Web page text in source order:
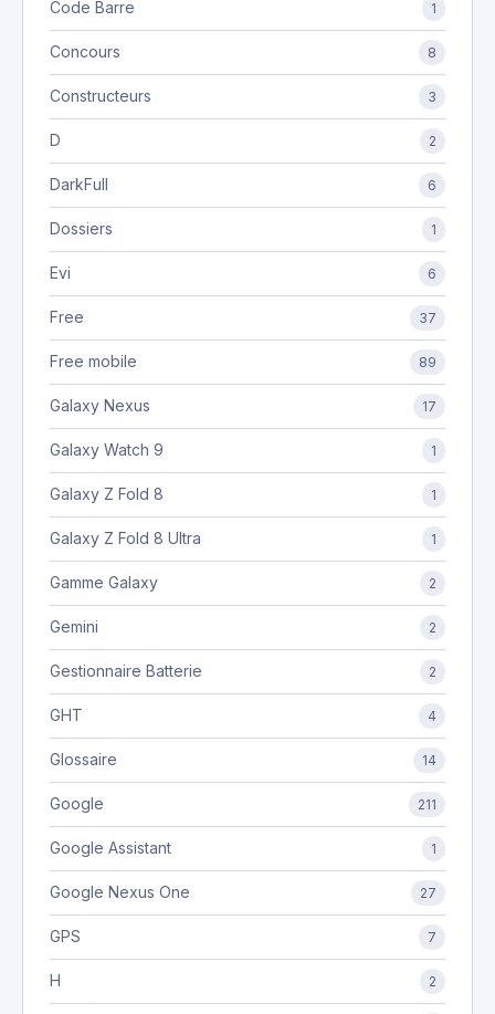
Code Barre 1
Concours 8
Constructeurs 3
D 2
DarkFull 6
Dossiers 1
Evi 6
Free 37
Free mobile 89
Galaxy Nexus 17
Galaxy Watch 9 1
Galaxy Z Fold 8 1
Galaxy Z Fold 8 Ultra 1
Gamme Galaxy 2
Gemini 2
Gestionnaire Batterie 2
GHT 4
Glossaire 14
Google 211
Google Assistant 1
Google Nexus One 27
GPS 7
H 2